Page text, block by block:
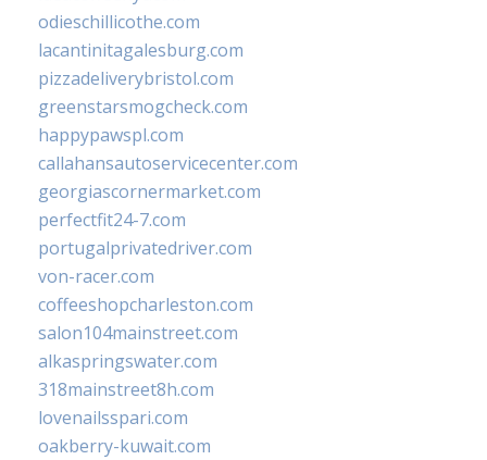
odieschillicothe.com
lacantinitagalesburg.com
pizzadeliverybristol.com
greenstarsmogcheck.com
happypawspl.com
callahansautoservicecenter.com
georgiascornermarket.com
perfectfit24-7.com
portugalprivatedriver.com
von-racer.com
coffeeshopcharleston.com
salon104mainstreet.com
alkaspringswater.com
318mainstreet8h.com
lovenailsspari.com
oakberry-kuwait.com